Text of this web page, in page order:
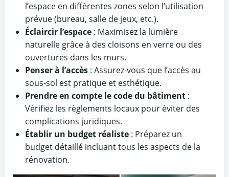
l’espace en différentes zones selon l’utilisation
prévue (bureau, salle de jeux, etc.).
Éclaircir l’espace : Maximisez la lumière
naturelle grâce à des cloisons en verre ou des
ouvertures dans les murs.
Penser à l’accès : Assurez-vous que l’accès au
sous-sol est pratique et esthétique.
Prendre en compte le code du bâtiment :
Vérifiez les règlements locaux pour éviter des
complications juridiques.
Établir un budget réaliste : Préparez un
budget détaillé incluant tous les aspects de la
rénovation.